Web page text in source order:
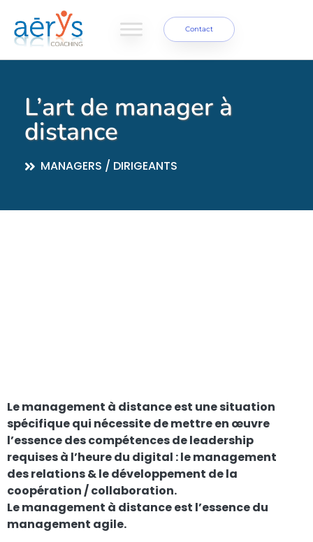
Contact
L’art de manager à
distance
MANAGERS / DIRIGEANTS
Le management à distance est une situation
spécifique qui nécessite de mettre en œuvre
l’essence des compétences de leadership
requises à l’heure du digital : le management
des relations & le développement de la
coopération / collaboration.
Le management à distance est l’essence du
management agile.